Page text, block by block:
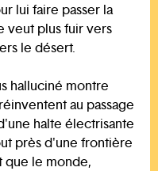
lui faire passer la
veut plus fuir vers
le désert.
halluciné montre
au passage
halte électrisante
près d'une frontière
que le monde,